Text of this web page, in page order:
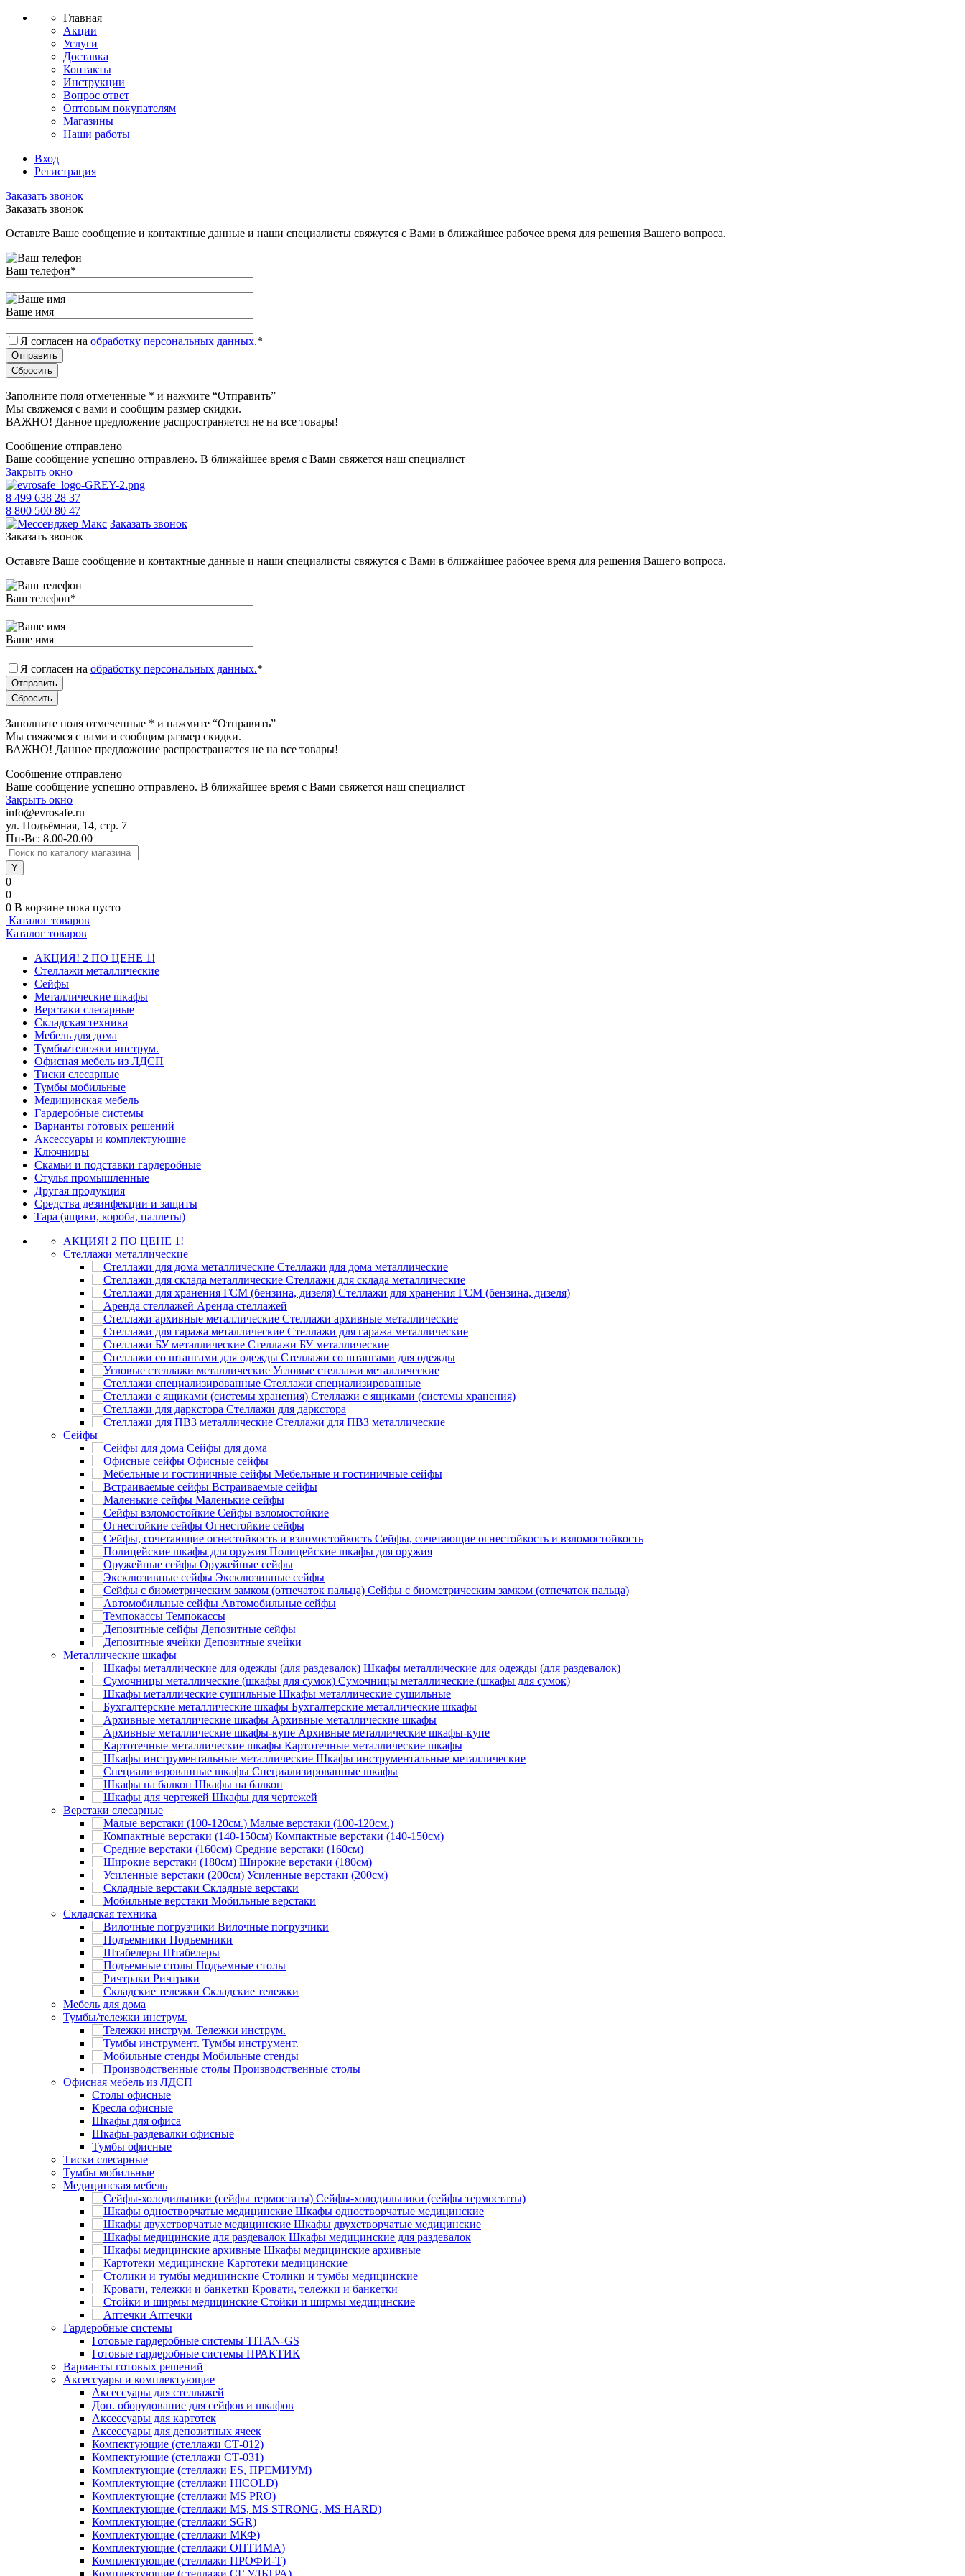
Главная
Акции
Услуги
Доставка
Контакты
Инструкции
Вопрос ответ
Оптовым покупателям
Магазины
Наши работы
Вход
Регистрация
Заказать звонок
Заказать звонок
Оставьте Ваше сообщение и контактные данные и наши специалисты свяжутся с Вами в ближайшее рабочее время для решения Вашего вопроса.
Ваш телефон*
Ваше имя
Я согласен на обработку персональных данных.*
Заполните поля отмеченные * и нажмите “Отправить”
Мы свяжемся с вами и сообщим размер скидки.
ВАЖНО! Данное предложение распространяется не на все товары!
Сообщение отправлено
Ваше сообщение успешно отправлено. В ближайшее время с Вами свяжется наш специалист
Закрыть окно
8 499 638 28 37
8 800 500 80 47
Заказать звонок
Заказать звонок
Оставьте Ваше сообщение и контактные данные и наши специалисты свяжутся с Вами в ближайшее рабочее время для решения Вашего вопроса.
Ваш телефон*
Ваше имя
Я согласен на обработку персональных данных.*
Заполните поля отмеченные * и нажмите “Отправить”
Мы свяжемся с вами и сообщим размер скидки.
ВАЖНО! Данное предложение распространяется не на все товары!
Сообщение отправлено
Ваше сообщение успешно отправлено. В ближайшее время с Вами свяжется наш специалист
Закрыть окно
info@evrosafe.ru
ул. Подъёмная, 14, стр. 7
Пн-Вс: 8.00-20.00
0
0
0 В корзине пока пусто
Каталог товаров
Каталог товаров
АКЦИЯ! 2 ПО ЦЕНЕ 1!
Стеллажи металлические
Сейфы
Металлические шкафы
Верстаки слесарные
Складская техника
Мебель для дома
Тумбы/тележки инструм.
Офисная мебель из ЛДСП
Тиски слесарные
Тумбы мобильные
Медицинская мебель
Гардеробные системы
Варианты готовых решений
Аксессуары и комплектующие
Ключницы
Скамьи и подставки гардеробные
Стулья промышленные
Другая продукция
Средства дезинфекции и защиты
Тара (ящики, короба, паллеты)
АКЦИЯ! 2 ПО ЦЕНЕ 1!
Стеллажи металлические
Стеллажи для дома металлические
Стеллажи для склада металлические
Стеллажи для хранения ГСМ (бензина, дизеля)
Аренда стеллажей
Стеллажи архивные металлические
Стеллажи для гаража металлические
Стеллажи БУ металлические
Стеллажи со штангами для одежды
Угловые стеллажи металлические
Стеллажи специализированные
Стеллажи с ящиками (системы хранения)
Стеллажи для даркстора
Стеллажи для ПВЗ металлические
Сейфы
Сейфы для дома
Офисные сейфы
Мебельные и гостиничные сейфы
Встраиваемые сейфы
Маленькие сейфы
Сейфы взломостойкие
Огнестойкие сейфы
Сейфы, сочетающие огнестойкость и взломостойкость
Полицейские шкафы для оружия
Оружейные сейфы
Эксклюзивные сейфы
Сейфы с биометрическим замком (отпечаток пальца)
Автомобильные сейфы
Темпокассы
Депозитные сейфы
Депозитные ячейки
Металлические шкафы
Шкафы металлические для одежды (для раздевалок)
Сумочницы металлические (шкафы для сумок)
Шкафы металлические сушильные
Бухгалтерские металлические шкафы
Архивные металлические шкафы
Архивные металлические шкафы-купе
Картотечные металлические шкафы
Шкафы инструментальные металлические
Специализированные шкафы
Шкафы на балкон
Шкафы для чертежей
Верстаки слесарные
Малые верстаки (100-120см.)
Компактные верстаки (140-150см)
Средние верстаки (160см)
Широкие верстаки (180см)
Усиленные верстаки (200см)
Складные верстаки
Мобильные верстаки
Складская техника
Вилочные погрузчики
Подъемники
Штабелеры
Подъемные столы
Ричтраки
Складские тележки
Мебель для дома
Тумбы/тележки инструм.
Тележки инструм.
Тумбы инструмент.
Мобильные стенды
Производственные столы
Офисная мебель из ЛДСП
Столы офисные
Кресла офисные
Шкафы для офиса
Шкафы-раздевалки офисные
Тумбы офисные
Тиски слесарные
Тумбы мобильные
Медицинская мебель
Сейфы-холодильники (сейфы термостаты)
Шкафы одностворчатые медицинские
Шкафы двухстворчатые медицинские
Шкафы медицинские для раздевалок
Шкафы медицинские архивные
Картотеки медицинские
Столики и тумбы медицинские
Кровати, тележки и банкетки
Стойки и ширмы медицинские
Аптечки
Гардеробные системы
Готовые гардеробные системы TITAN-GS
Готовые гардеробные системы ПРАКТИК
Варианты готовых решений
Аксессуары и комплектующие
Аксессуары для стеллажей
Доп. оборудование для сейфов и шкафов
Аксессуары для картотек
Аксессуары для депозитных ячеек
Компектующие (стеллажи СТ-012)
Компектующие (стеллажи СТ-031)
Комплектующие (стеллажи ES, ПРЕМИУМ)
Комплектующие (стеллажи HICOLD)
Комплектующие (стеллажи MS PRO)
Комплектующие (стеллажи MS, MS STRONG, MS HARD)
Комплектующие (стеллажи SGR)
Комплектующие (стеллажи МКФ)
Комплектующие (стеллажи ОПТИМА)
Комплектующие (стеллажи ПРОФИ-Т)
Комплектующие (стеллажи СГ УЛЬТРА)